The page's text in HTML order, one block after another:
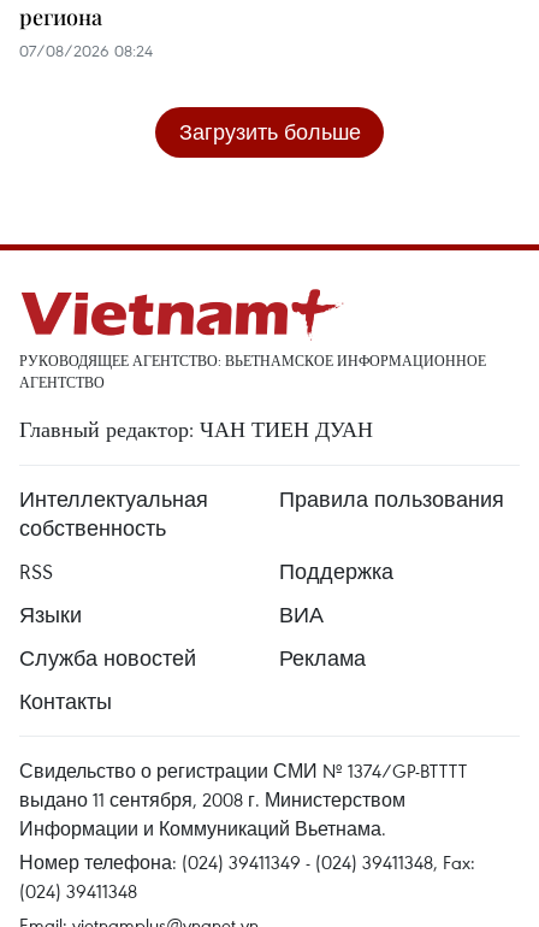
региона
07/08/2026 08:24
Загрузить больше
РУКОВОДЯЩЕЕ АГЕНТСТВО: ВЬЕТНАМСКОЕ ИНФОРМАЦИОННОЕ
АГЕНТСТВО
Главный редактор: ЧАН ТИЕН ДУАН
Интеллектуальная
собственность
Правила пользования
RSS
Поддержка
Языки
ВИА
Служба новостей
Реклама
Контакты
Свидельство о регистрации СМИ № 1374/GP-BTTTT
выдано 11 сентября, 2008 г. Министерством
Информации и Коммуникаций Вьетнама.
Номер телефона: (024) 39411349 - (024) 39411348, Fax:
(024) 39411348